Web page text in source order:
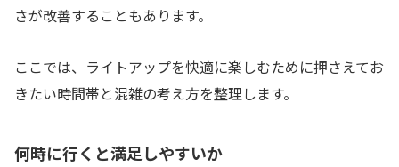
さが改善することもあります。
ここでは、ライトアップを快適に楽しむために押さえてお
きたい時間帯と混雑の考え方を整理します。
何時に行くと満足しやすいか